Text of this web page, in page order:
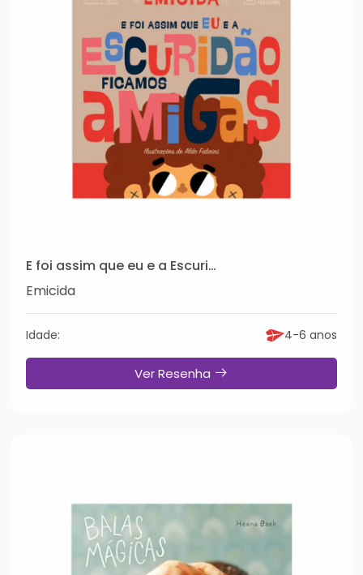
E foi assim que eu e a Escuridão ficamos amigas
Emicida
Idade: 4-6 anos
Ver Resenha